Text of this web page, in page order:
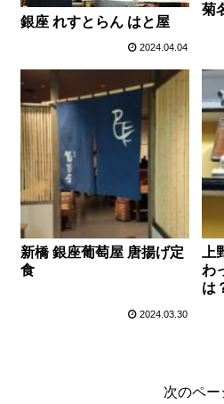
銀座 れすとらん はと屋
2024.04.04
菊
新橋 銀座葡萄屋 唐揚げ定
食
2024.03.30
わ
は
次のペー